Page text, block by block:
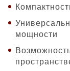
мощности